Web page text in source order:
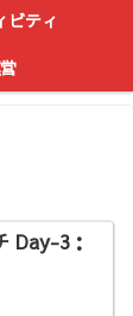
ビティ
Day-3：